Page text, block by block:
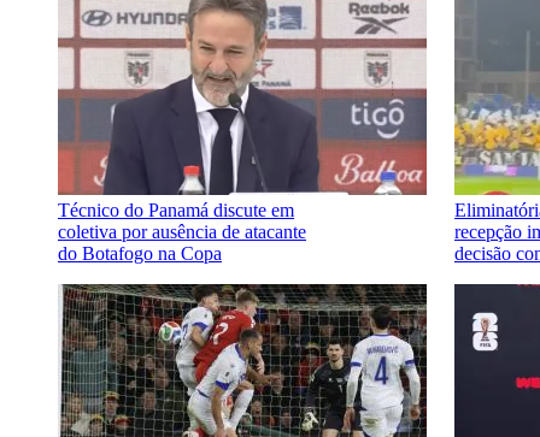
Técnico do Panamá discute em
coletiva por ausência de atacante
do Botafogo na Copa
recepção
decisão